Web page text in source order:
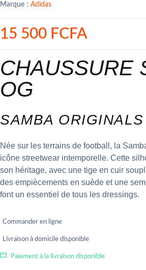
Marque : Adidas
15 500 FCFA
CHAUSSURE
OG
SAMBA ORIGINALS
Née sur les terrains de football, la
icône streetwear intemporelle. Cette
son héritage, avec une tige en cuir
des empiècements en suède et une
font un essentiel de tous les dressings.
Commander en ligne
Livraison à domicile disponible
Paiement à la livraison disponible